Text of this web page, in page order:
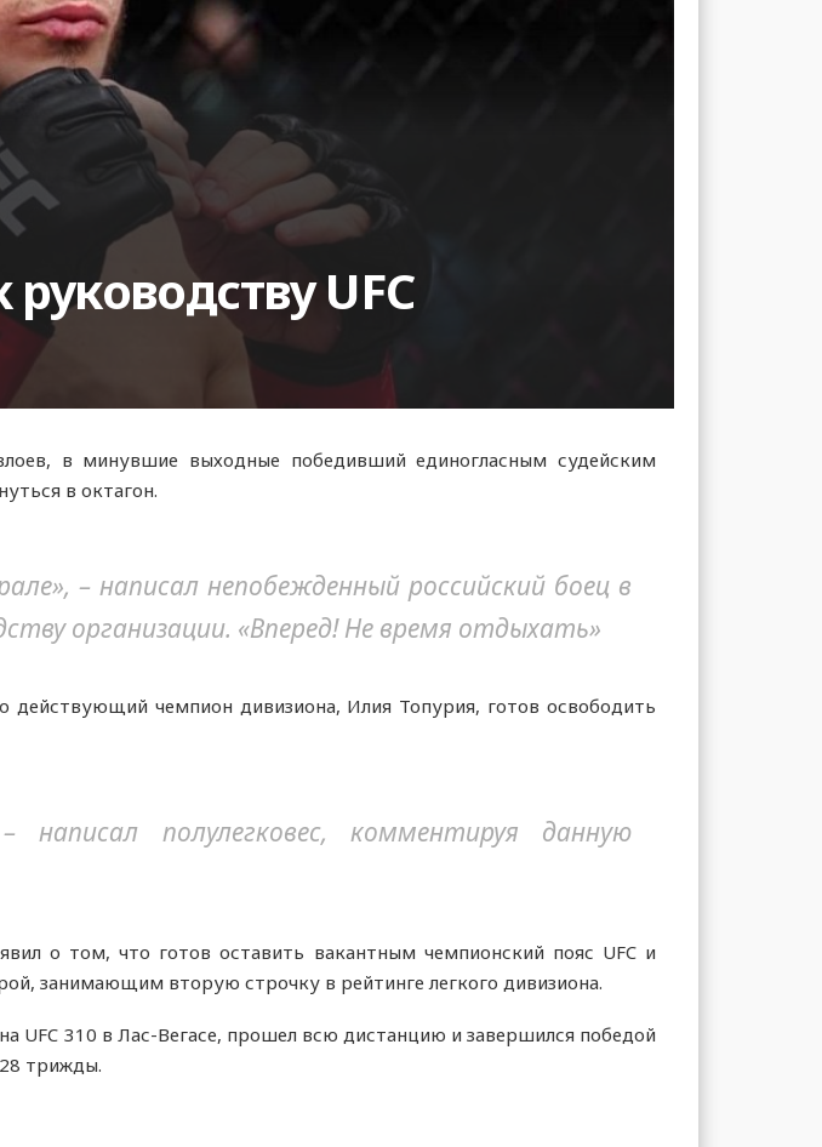
UFC
в минувшие выходные победивший единогласным судейским
в октагон.
– написал непобежденный российский боец в
организации. «Вперед! Не время отдыхать»
действующий чемпион дивизиона, Илия Топурия, готов освободить
полулегковес, комментируя данную
о том, что готов оставить вакантным чемпионский пояс UFC и
занимающим вторую строчку в рейтинге легкого дивизиона.
UFC 310 в Лас-Вегасе, прошел всю дистанцию и завершился победой
трижды.